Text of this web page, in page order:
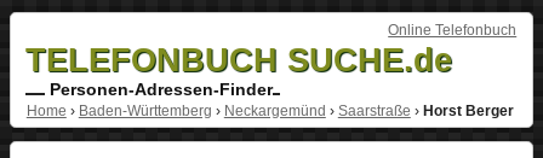
Online Telefonbuch
TELEFONBUCH SUCHE.de
Personen-Adressen-Finder
Home › Baden-Württemberg › Neckargemünd › Saarstraße › Horst Berger